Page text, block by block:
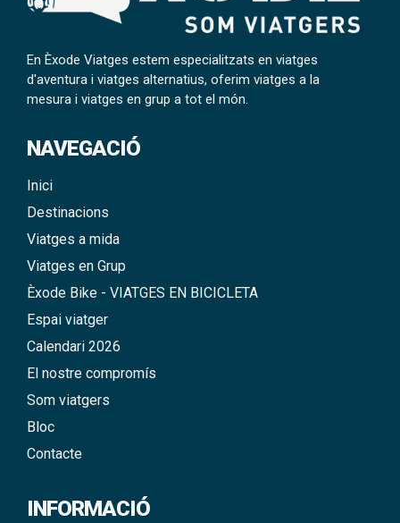
En Èxode Viatges estem especialitzats en viatges
d'aventura i viatges alternatius, oferim viatges a la
mesura i viatges en grup a tot el món.
NAVEGACIÓ
Inici
Destinacions
Viatges a mida
Viatges en Grup
Èxode Bike - VIATGES EN BICICLETA
Espai viatger
Calendari 2026
El nostre compromís
Som viatgers
Bloc
Contacte
INFORMACIÓ